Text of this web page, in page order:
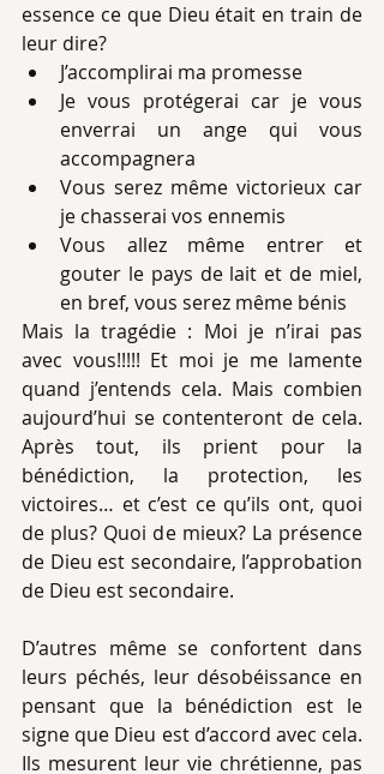
essence ce que Dieu était en train de
leur dire?
J’accomplirai ma promesse
Je vous protégerai car je vous
enverrai un ange qui vous
accompagnera
Vous serez même victorieux car
je chasserai vos ennemis
Vous allez même entrer et
gouter le pays de lait et de miel,
en bref, vous serez même bénis
Mais la tragédie : Moi je n’irai pas
avec vous!!!!! Et moi je me lamente
quand j’entends cela. Mais combien
aujourd’hui se contenteront de cela.
Après tout, ils prient pour la
bénédiction, la protection, les
victoires… et c’est ce qu’ils ont, quoi
de plus? Quoi de mieux? La présence
de Dieu est secondaire, l’approbation
de Dieu est secondaire.
D’autres même se confortent dans
leurs péchés, leur désobéissance en
pensant que la bénédiction est le
signe que Dieu est d’accord avec cela.
Ils mesurent leur vie chrétienne, pas